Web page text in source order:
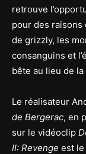
retrouve
pour des
de grizzly, les
consanguins et
bête au lieu de la
Le réalisateur
de Bergerac, en
sur le vidéoclip
II: Revenge est